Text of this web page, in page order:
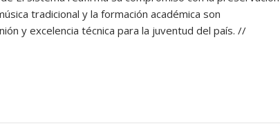
tradicional y la formación académica son
y excelencia técnica para la juventud del país. //